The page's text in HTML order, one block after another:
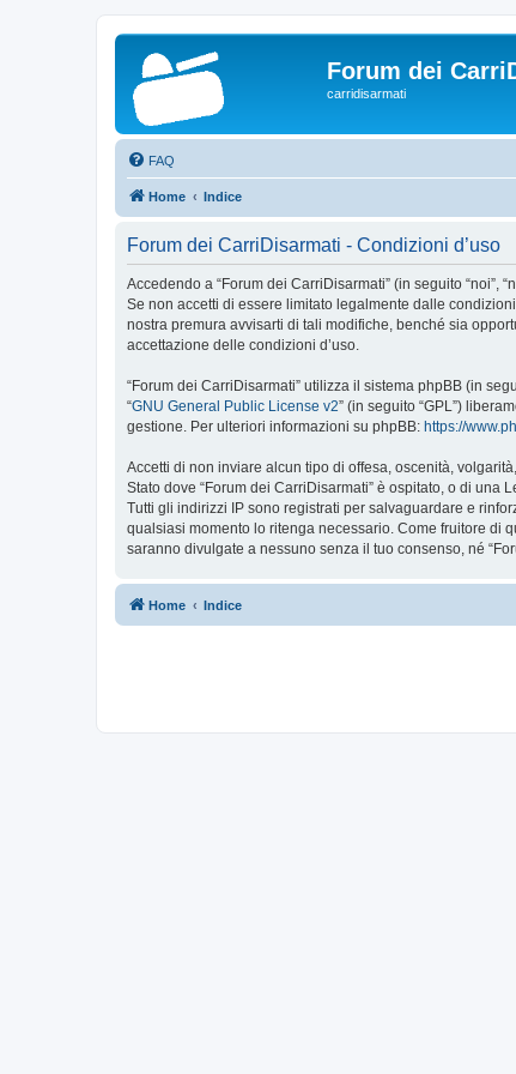
Forum dei
carridisarmati
FAQ
Home Indice
Forum dei CarriDisarmati - Condizioni d’uso
Accedendo a “Forum dei CarriDisarmati” (in seguito “noi”,
Se non accetti di essere limitato legalmente dalle
nostra premura avvisarti di tali modifiche, benché sia
accettazione delle condizioni d’uso.
“Forum dei CarriDisarmati” utilizza il sistema phpBB (in
“GNU General Public License v2” (in seguito “GPL”)
gestione. Per ulteriori informazioni su phpBB: https://
Accetti di non inviare alcun tipo di offesa, oscenità,
Stato dove “Forum dei CarriDisarmati” è ospitato, o di
Tutti gli indirizzi IP sono registrati per salvaguardare e
qualsiasi momento lo ritenga necessario. Come fruitore di
saranno divulgate a nessuno senza il tuo consenso, né
Home Indice